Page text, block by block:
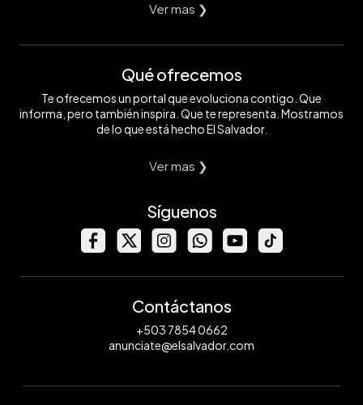
Ver mas ❯
Qué ofrecemos
Te ofrecemos un portal que evoluciona contigo. Que
informa, pero también inspira. Que te representa. Mostramos
de lo que está hecho El Salvador.
Ver mas ❯
Síguenos
Contáctanos
+503 7854 0662
anunciate@elsalvador.com